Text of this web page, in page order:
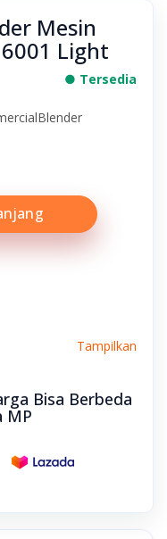
Mesin
Light
● Tersedia
Tampilkan
Bisa Berbeda
MP